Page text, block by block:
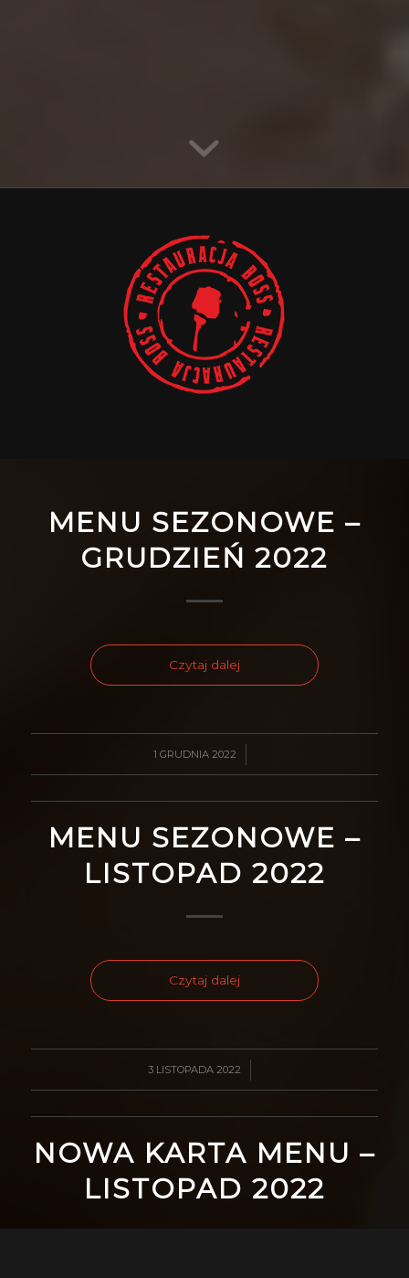
MENU SEZONOWE –
GRUDZIEŃ 2022
Czytaj dalej
1 GRUDNIA 2022
/
MENU SEZONOWE –
LISTOPAD 2022
Czytaj dalej
3 LISTOPADA 2022
/
NOWA KARTA MENU –
LISTOPAD 2022